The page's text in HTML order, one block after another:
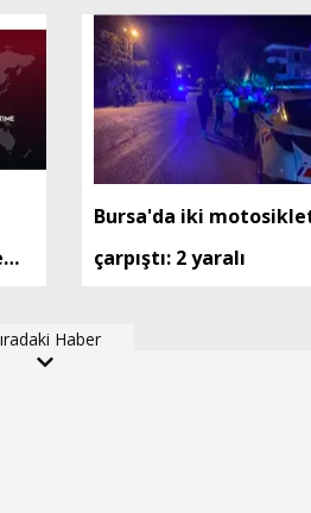
Bursa'da iki
çarpıştı: 2 yaralı
Haber